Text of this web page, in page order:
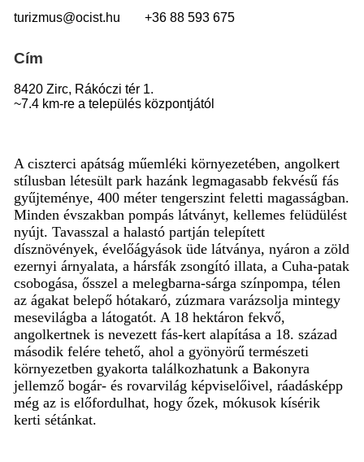
turizmus@ocist.hu +36 88 593 675
Cím
8420 Zirc, Rákóczi tér 1.
~7.4 km-re a település központjától
A ciszterci apátság műemléki környezetében, angolkert
stílusban létesült park hazánk legmagasabb fekvésű fás
gyűjteménye, 400 méter tengerszint feletti magasságban.
Minden évszakban pompás látványt, kellemes felüdülést
nyújt. Tavasszal a halastó partján telepített
dísznövények, évelőágyások üde látványa, nyáron a zöld
ezernyi árnyalata, a hársfák zsongító illata, a Cuha-patak
csobogása, ősszel a melegbarna-sárga színpompa, télen
az ágakat belepő hótakaró, zúzmara varázsolja mintegy
mesevilágba a látogatót. A 18 hektáron fekvő,
angolkertnek is nevezett fás-kert alapítása a 18. század
második felére tehető, ahol a gyönyörű természeti
környezetben gyakorta találkozhatunk a Bakonyra
jellemző bogár- és rovarvilág képviselőivel, ráadásképp
még az is előfordulhat, hogy őzek, mókusok kísérik
kerti sétánkat.